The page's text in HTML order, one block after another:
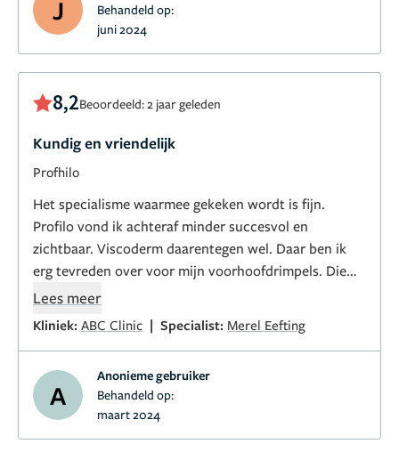
J
Behandeld op:
juni 2024
8,2Beoordeeld: 2 jaar geleden
Kundig en vriendelijk
Profhilo
Het specialisme waarmee gekeken wordt is fijn.
Profilo vond ik achteraf minder succesvol en
zichtbaar. Viscoderm daarentegen wel. Daar ben ik
erg tevreden over voor mijn voorhoofdrimpels. Die
zijn zo goed als verdwenen!
Lees meer
Kliniek: ABC Clinic | Specialist: Merel Eefting
A
Anonieme gebruiker
Behandeld op:
maart 2024